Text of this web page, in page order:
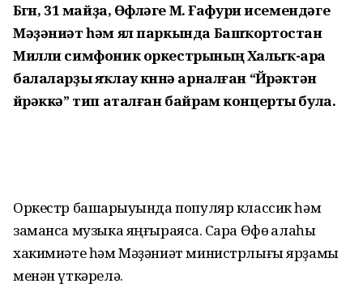
Бөгөн, 31 майҙа, Өфөләге М. Ғафури исемендәге
Мәҙәниәт һәм ял паркында Башҡортостан
Милли симфоник оркестрының Халыҡ-ара
балаларҙы яҡлау көнөнә арналған “Йөрәктән
йөрәккә” тип аталған байрам концерты була.
Оркестр башҡарыуында популяр классик һәм
заманса музыка яңғыраясаҡ. Сара Өфө ҡалаһы
хакимиәте һәм Мәҙәниәт министрлығы ярҙамы
менән үткәрелә.